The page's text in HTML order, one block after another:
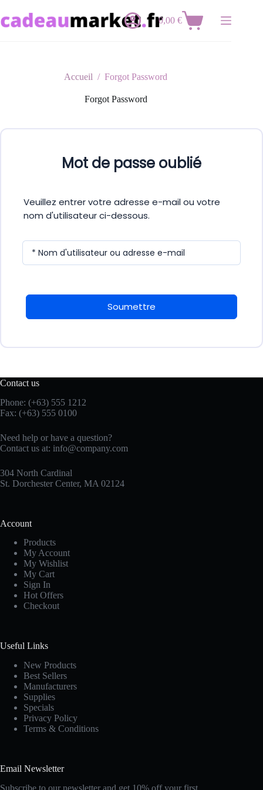
au
contenu
Panier
0,00€
Accueil / Forgot Password
Forgot Password
Mot de passe oublié
Veuillez entrer votre adresse e-mail ou votre
nom d'utilisateur ci-dessous.
* Nom d'utilisateur ou adresse e-mail
Soumettre
Contact us
Phone: (+63) 555 1212
Fax: (+63) 555 0100
Need help or have a question?
Contact us at: info@company.com
304 North Cardinal
St. Dorchester Center, MA 02124
Account
Products
My Account
My Wishlist
My Cart
Sign In
Hot Offers
Checkout
Useful Links
New Products
Best Sellers
Manufacturers
Supplies
Specials
Privacy Policy
Terms & Conditions
Email Newsletter
Subscribe to our newsletter and get 10% off your first